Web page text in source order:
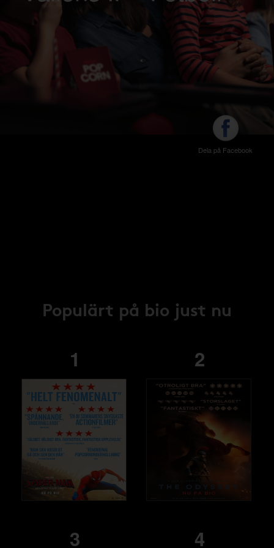
Dela på Facebook
Populärt på bio just nu
1 2
3 4